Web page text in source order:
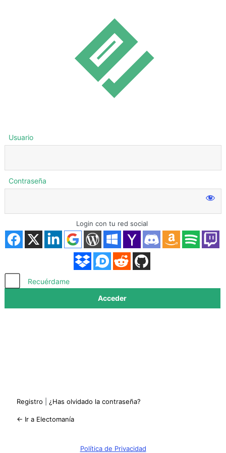
Acceder
Usuario
Contraseña
Login con tu red social
Recuérdame
Registro ¿Has olvidado la contraseña?
← Ir a Electomanía
Política de Privacidad